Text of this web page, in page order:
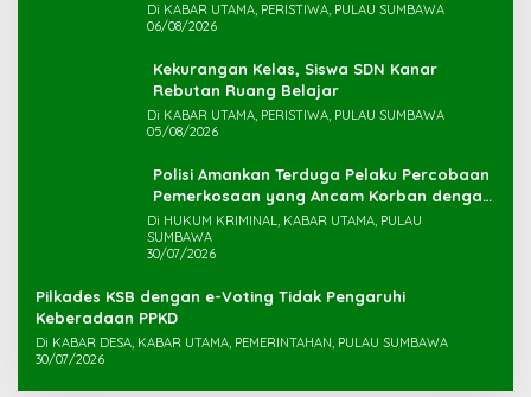
Di KABAR UTAMA, PERISTIWA, PULAU SUMBAWA
06/08/2026
Kekurangan Kelas, Siswa SDN Kanar
Rebutan Ruang Belajar
Di KABAR UTAMA, PERISTIWA, PULAU SUMBAWA
05/08/2026
Polisi Amankan Terduga Pelaku Percobaan
Pemerkosaan yang Ancam Korban dengan
Parang
Di HUKUM KRIMINAL, KABAR UTAMA, PULAU
SUMBAWA
30/07/2026
Pilkades KSB dengan e-Voting Tidak Pengaruhi
Keberadaan PPKD
Di KABAR DESA, KABAR UTAMA, PEMERINTAHAN, PULAU SUMBAWA
30/07/2026